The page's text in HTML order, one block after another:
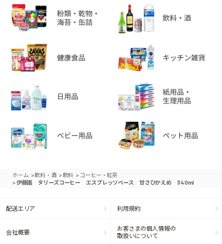
ホーム >飲料・酒 >飲料 > コーヒー・紅茶
>伊藤園 タリーズコーヒー エスプレッソベース 甘さひかえめ 340ml
配送エリア 利用規約
会社概要
お客さまの個人情報の
取扱いについて